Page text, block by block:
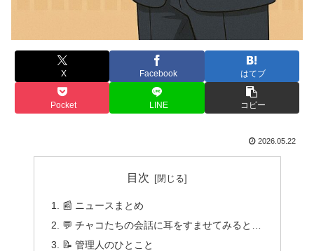
X Facebook はてブ
Pocket LINE コピー
2026.05.22
目次
📰 ニュースまとめ
💬 チャコたちの会話に耳をすませてみると…
📝 管理人のひとこと